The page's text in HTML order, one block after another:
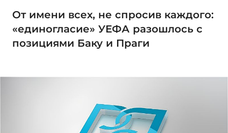
От имени всех, не спросив каждого:
«единогласие» УЕФА разошлось с
позициями Баку и Праги